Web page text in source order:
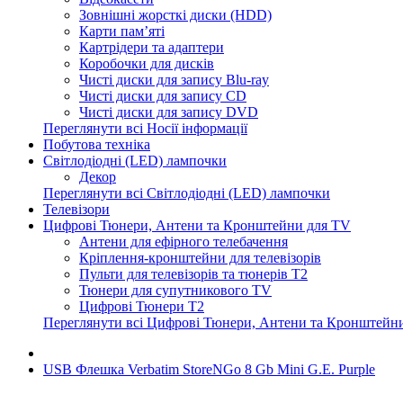
Зовнішні жорсткі диски (HDD)
Карти пам’яті
Картрідери та адаптери
Коробочки для дисків
Чисті диски для запису Blu-ray
Чисті диски для запису CD
Чисті диски для запису DVD
Переглянути всі Носії інформації
Побутова техніка
Світлодіодні (LED) лампочки
Декор
Переглянути всі Світлодіодні (LED) лампочки
Телевізори
Цифрові Тюнери, Антени та Кронштейни для TV
Антени для ефірного телебачення
Кріплення-кронштейни для телевізорів
Пульти для телевізорів та тюнерів T2
Тюнери для супутникового TV
Цифрові Тюнери T2
Переглянути всі Цифрові Тюнери, Антени та
USB Флешка Verbatim StoreNGo 8 Gb Mini G.E. Purple